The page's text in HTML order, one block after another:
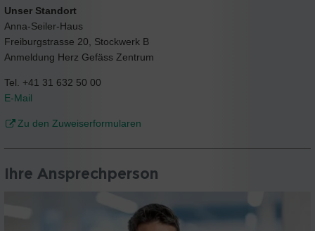
Unser Standort
Anna-Seiler-Haus
Freiburgstrasse 20, Stockwerk B
Anmeldung Herz Gefäss Zentrum
Tel. +41 31 632 50 00
E-Mail
Zu den Zuweiserformularen
Ihre Ansprechperson